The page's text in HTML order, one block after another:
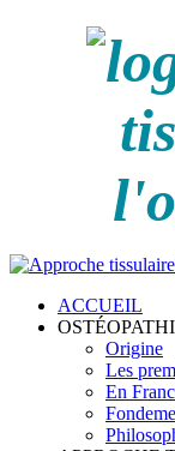
ACCUEIL
Origine
Les
En